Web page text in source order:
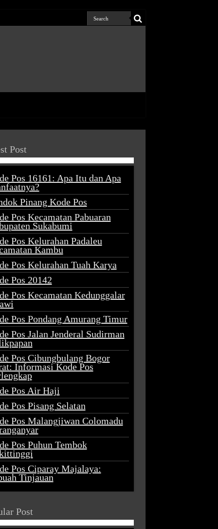
Post
Pos 16161: Apa Itu dan Apa
Pinang Kode Pos
Pos Kecamatan Pabuaran
Sukabumi
Pos Kelurahan Padaleu
Kambu
Pos Kelurahan Tuah Karya
Pos 20142
Pos Kecamatan Kedunggalar
Pos Pondang Amurang Timur
Pos Jalan Jenderal Sudirman
Pos Cibungbulang Bogor
Informasi Kode Pos
Pos Air Haji
Pos Pisang Selatan
Pos Malangjiwan Colomadu
Pos Puhun Tembok
Pos Ciparay Majalaya:
Tinjauan
Post